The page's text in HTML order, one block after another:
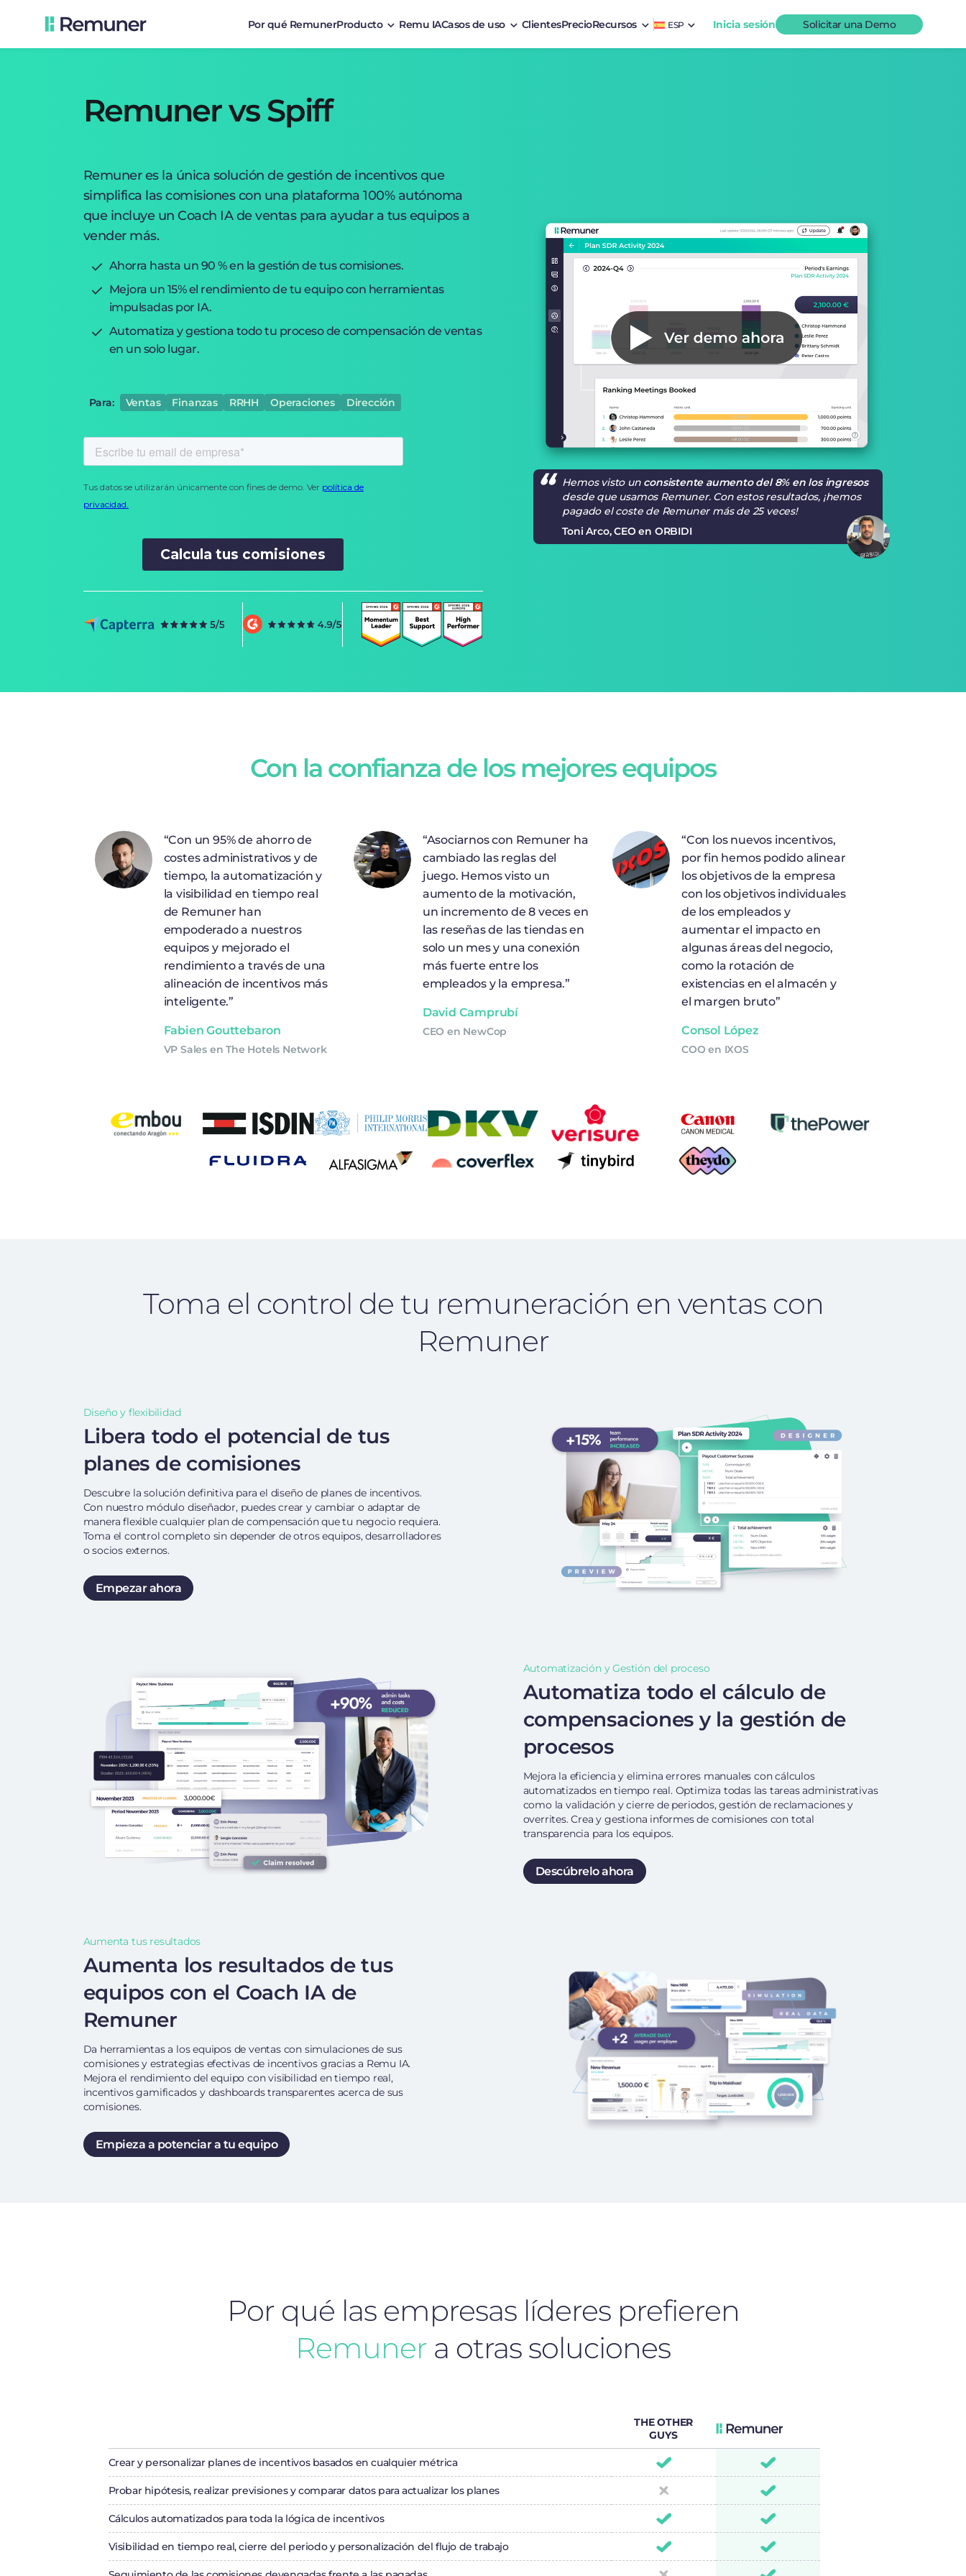
Por qué RemunerProducto Remu IACasos de uso ClientesPrecioRecursos ESP Inicia sesión Solicitar una Demo
Remuner vs Spiff
Remuner es la única solución de gestión de incentivos que
simplifica las comisiones con una plataforma 100% autónoma
que incluye un Coach IA de ventas para ayudar a tus equipos a
vender más.
Ahorra hasta un 90 % en la gestión de tus comisiones.
Mejora un 15% el rendimiento de tu equipo con herramientas
impulsadas por IA.
Automatiza y gestiona todo tu proceso de compensación de ventas
en un solo lugar.
Para: Ventas Finanzas RRHH Operaciones Dirección
Hemos visto un consistente aumento del 8% en los ingresos
desde que usamos Remuner. Con estos resultados, ¡hemos
pagado el coste de Remuner más de 25 veces!
Toni Arco, CEO en ORBIDI
Con la confianza de los mejores equipos
“Con un 95% de ahorro de
costes administrativos y de
tiempo, la automatización y
la visibilidad en tiempo real
de Remuner han
empoderado a nuestros
equipos y mejorado el
rendimiento a través de una
alineación de incentivos más
inteligente.”
Fabien Gouttebaron
VP Sales en The Hotels Network
“Asociarnos con Remuner ha
cambiado las reglas del
juego. Hemos visto un
aumento de la motivación,
un incremento de 8 veces en
las reseñas de las tiendas en
solo un mes y una conexión
más fuerte entre los
empleados y la empresa.”
David Camprubí
CEO en NewCop
“Con los nuevos incentivos,
por fin hemos podido alinear
los objetivos de la empresa
con los objetivos individuales
de los empleados y
aumentar el impacto en
algunas áreas del negocio,
como la rotación de
existencias en el almacén y
el margen bruto”
Consol López
COO en IXOS
Toma el control de tu remuneración en ventas con
Remuner
Diseño y flexibilidad
Libera todo el potencial de tus
planes de comisiones
Descubre la solución definitiva para el diseño de planes de incentivos.
Con nuestro módulo diseñador, puedes crear y cambiar o adaptar de
manera flexible cualquier plan de compensación que tu negocio requiera.
Toma el control completo sin depender de otros equipos, desarrolladores
o socios externos.
Empezar ahora
Automatización y Gestión del proceso
Automatiza todo el cálculo de
compensaciones y la gestión de
procesos
Mejora la eficiencia y elimina errores manuales con cálculos
automatizados en tiempo real. Optimiza todas las tareas administrativas
como la validación y cierre de periodos, gestión de reclamaciones y
overrites. Crea y gestiona informes de comisiones con total
transparencia para los equipos.
Descúbrelo ahora
Aumenta tus resultados
Aumenta los resultados de tus
equipos con el Coach IA de
Remuner
Da herramientas a los equipos de ventas con simulaciones de sus
comisiones y estrategias efectivas de incentivos gracias a Remu IA.
Mejora el rendimiento del equipo con visibilidad en tiempo real,
incentivos gamificados y dashboards transparentes acerca de sus
comisiones.
Empieza a potenciar a tu equipo
Por qué las empresas líderes prefieren
Remuner a otras soluciones
Crear y personalizar planes de incentivos basados en cualquier métrica
Probar hipótesis, realizar previsiones y comparar datos para actualizar los planes
Cálculos automatizados para toda la lógica de incentivos
Visibilidad en tiempo real, cierre del periodo y personalización del flujo de trabajo
THE OTHER
GUYS